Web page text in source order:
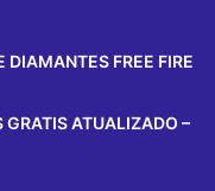
DIAMANTES FREE FIRE
ATUALIZADO –